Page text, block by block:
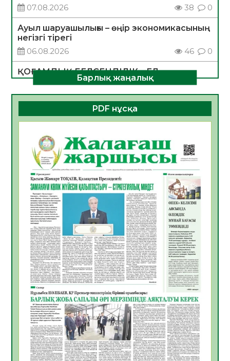
07.08.2026
38 0
Ауыл шаруашылығы – өңір экономикасының
негізгі тірегі
06.08.2026
46 0
ҚОҒАМДЫҚ БЕЛСЕНДІЛІК – ЕЛ
ДАМУЫНЫҢ НЕГІЗІ
06.08.2026
44 0
ҚҰРЫЛТАЙ САЙЛАУЫ – БОЛАШАҚҚА
06.08.2026
Инфекциялық ауруларға қарсы иммундау
жұмыстарының тиімділігі
06.08.2026
48
Көкжөтел ауруы туралы
06.08.2026
44
АПВ вакцинасы туралы мәлімет
06.08.2026
43
Open Air: Қызылорда облысы полиция
департаменті 20 мыңнан астам
көрерменнің қауіпсіздігін қамтамасыз етті
06.08.2026
57
ҚЫЗЫЛОРДАДА «САНАЛЫ ҰРПАҚ –
ЖАРҚЫН БОЛАШАҚ» АТТЫ КЕҢЕЙТІЛГЕН
МӘЖІЛІС ӨТТІ
05.08.2026
57
Барлық жаңалық
PDF нұсқа